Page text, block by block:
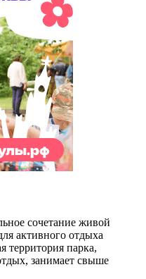
сочетание живой
активного отдыха
территория парка,
занимает свыше